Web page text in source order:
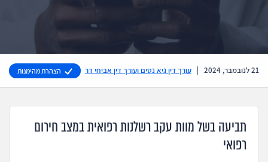
21 לנובמבר, 2024 עורך דין גיא נסים ועורך דין אביחי דר הצהרת מהימנות
תביעה בשל מוות עקב רשלנות רפואית במצב חירום
רפואי